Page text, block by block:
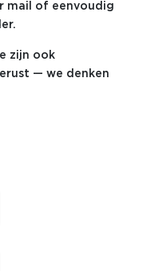
mail of eenvoudig
zijn ook
— we denken